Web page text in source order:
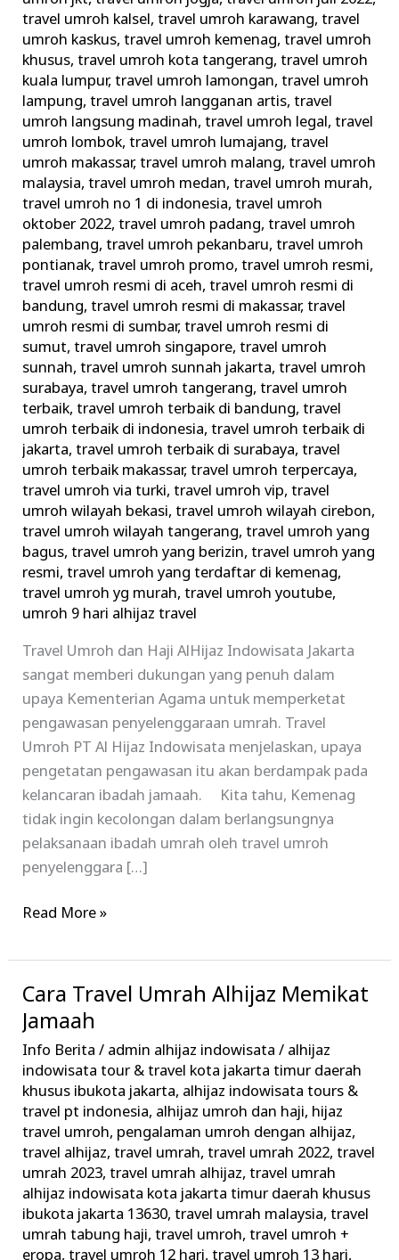
travel umroh kalsel,travel umroh karawang,travel
umroh kaskus,travel umroh kemenag,travel umroh
khusus,travel umroh kota tangerang,travel umroh
kuala lumpur,travel umroh lamongan,travel umroh
lampung,travel umroh langganan artis,travel
umroh langsung madinah,travel umroh legal,travel
umroh lombok,travel umroh lumajang,travel
umroh makassar,travel umroh malang,travel umroh
malaysia,travel umroh medan,travel umroh murah,
travel umroh no 1 di indonesia,travel umroh
oktober 2022,travel umroh padang,travel umroh
palembang,travel umroh pekanbaru,travel umroh
pontianak,travel umroh promo,travel umroh resmi,
travel umroh resmi di aceh,travel umroh resmi di
bandung,travel umroh resmi di makassar,travel
umroh resmi di sumbar,travel umroh resmi di
sumut,travel umroh singapore,travel umroh
sunnah,travel umroh sunnah jakarta,travel umroh
surabaya,travel umroh tangerang,travel umroh
terbaik,travel umroh terbaik di bandung,travel
umroh terbaik di indonesia,travel umroh terbaik di
jakarta,travel umroh terbaik di surabaya,travel
umroh terbaik makassar,travel umroh terpercaya,
travel umroh via turki,travel umroh vip,travel
umroh wilayah bekasi,travel umroh wilayah cirebon,
travel umroh wilayah tangerang,travel umroh yang
bagus,travel umroh yang berizin,travel umroh yang
resmi,travel umroh yang terdaftar di kemenag,
travel umroh yg murah,travel umroh youtube,
umroh 9 hari alhijaz travel
Travel Umroh dan Haji AlHijaz Indowisata Jakarta
sangat memberi dukungan yang penuh dalam
upaya Kementerian Agama untuk memperketat
pengawasan penyelenggaraan umrah. Travel
Umroh PT Al Hijaz Indowisata menjelaskan, upaya
pengetatan pengawasan itu akan berdampak pada
kelancaran ibadah jamaah. Kita tahu, Kemenag
tidak ingin kecolongan dalam berlangsungnya
pelaksanaan ibadah umrah oleh travel umroh
penyelenggara […]
Read More »
Cara Travel Umrah Alhijaz Memikat
Jamaah
Info Berita / admin alhijaz indowisata/ alhijaz
indowisata tour & travel kota jakarta timur daerah
khusus ibukota jakarta, alhijaz indowisata tours &
travel pt indonesia, alhijaz umroh dan haji, hijaz
travel umroh, pengalaman umroh dengan alhijaz,
travel alhijaz,travel umrah,travel umrah 2022,travel
umrah 2023,travel umrah alhijaz,travel umrah
alhijaz indowisata kota jakarta timur daerah khusus
ibukota jakarta 13630,travel umrah malaysia,travel
umrah tabung haji,travel umroh,travel umroh +
eropa,travel umroh 12 hari,travel umroh 13 hari,
Cara
Travel
Umrah
Alhijaz
Memikat
Jamaah